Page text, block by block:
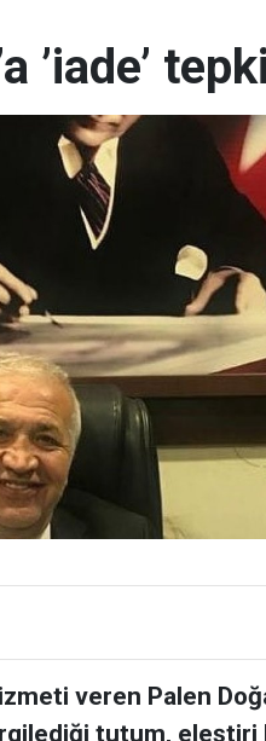
’iade’
veren Palen
tutum, eleştiri